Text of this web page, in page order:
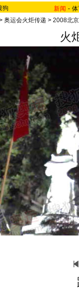
狗 新闻 -
奥运会火炬传递 > 2008北
火